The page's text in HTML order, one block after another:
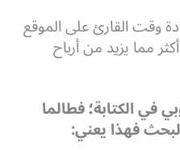
وقت القارئ على الموقع
مما يزيد من أرباح
في الكتابة؛ فطالما
فهذا يعني: